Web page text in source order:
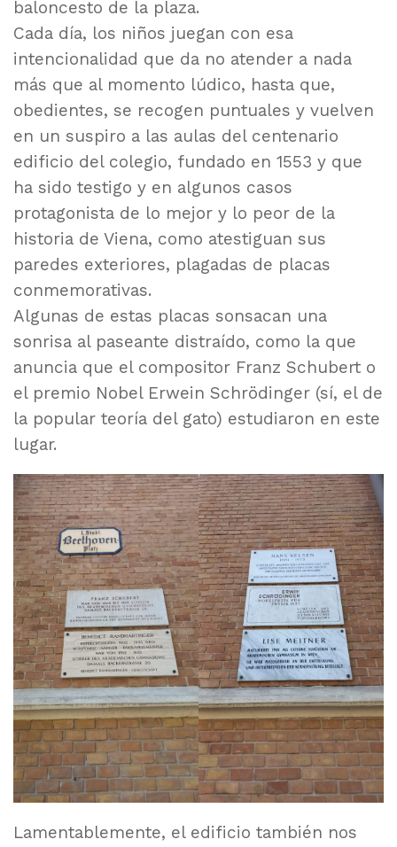
baloncesto de la plaza.
Cada día, los niños juegan con esa
intencionalidad que da no atender a nada
más que al momento lúdico, hasta que,
obedientes, se recogen puntuales y vuelven
en un suspiro a las aulas del centenario
edificio del colegio, fundado en 1553 y que
ha sido testigo y en algunos casos
protagonista de lo mejor y lo peor de la
historia de Viena, como atestiguan sus
paredes exteriores, plagadas de placas
conmemorativas.
Algunas de estas placas sonsacan una
sonrisa al paseante distraído, como la que
anuncia que el compositor Franz Schubert o
el premio Nobel Erwein Schrödinger (sí, el de
la popular teoría del gato) estudiaron en este
lugar.
Lamentablemente, el edificio también nos